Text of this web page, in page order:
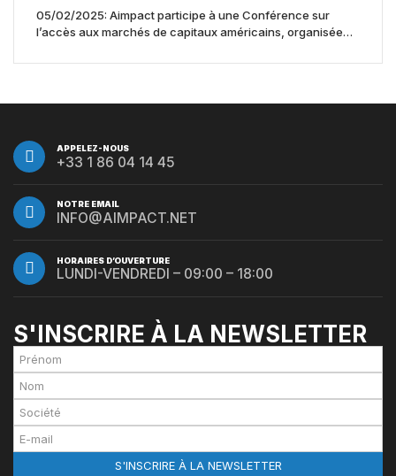
05/02/2025: Aimpact participe à une Conférence sur
l’accès aux marchés de capitaux américains, organisée
APPELEZ-NOUS
+33 1 86 04 14 45
NOTRE EMAIL
INFO@AIMPACT.NET
HORAIRES D’OUVERTURE
LUNDI-VENDREDI – 09:00 – 18:00
S'INSCRIRE À LA NEWSLETTER